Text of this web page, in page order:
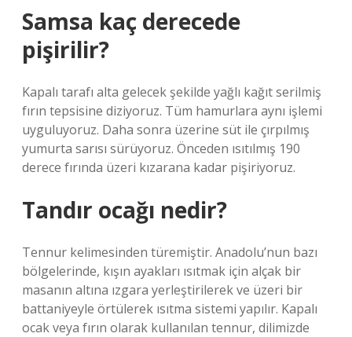
Samsa kaç derecede
pişirilir?
Kapalı tarafı alta gelecek şekilde yağlı kağıt serilmiş
fırın tepsisine diziyoruz. Tüm hamurlara aynı işlemi
uyguluyoruz. Daha sonra üzerine süt ile çırpılmış
yumurta sarısı sürüyoruz. Önceden ısıtılmış 190
derece fırında üzeri kızarana kadar pişiriyoruz.
Tandır ocağı nedir?
Tennur kelimesinden türemiştir. Anadolu’nun bazı
bölgelerinde, kışın ayakları ısıtmak için alçak bir
masanın altına ızgara yerleştirilerek ve üzeri bir
battaniyeyle örtülerek ısıtma sistemi yapılır. Kapalı
ocak veya fırın olarak kullanılan tennur, dilimizde